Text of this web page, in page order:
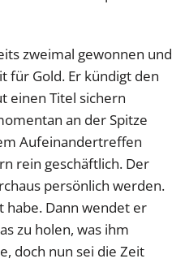
zweimal gewonnen und
für Gold. Er kündigt den
einen Titel sichern
an der Spitze
Aufeinandertreffen
rein geschäftlich. Der
persönlich werden.
habe. Dann wendet er
zu holen, was ihm
doch nun sei die Zeit